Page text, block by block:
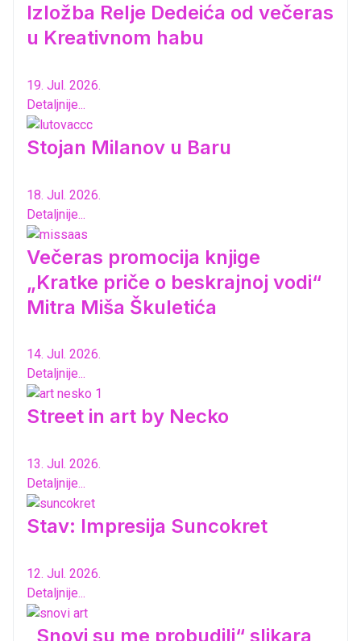
Izložba Relje Dedeića od večeras
u Kreativnom habu
19. Jul. 2026.
Detaljnije...
Stojan Milanov u Baru
18. Jul. 2026.
Detaljnije...
Večeras promocija knjige
„Kratke priče o beskrajnoj vodi“
Mitra Miša Škuletića
14. Jul. 2026.
Detaljnije...
Street in art by Necko
13. Jul. 2026.
Detaljnije...
Stav: Impresija Suncokret
12. Jul. 2026.
Detaljnije...
„Snovi su me probudili“ slikara